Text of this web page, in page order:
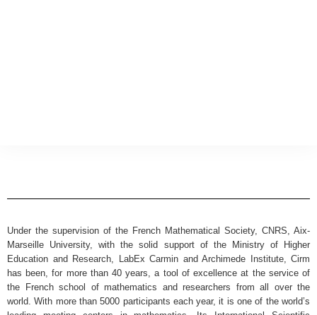
Under the supervision of the French Mathematical Society, CNRS, Aix-
Marseille University, with the solid support of the Ministry of Higher
Education and Research, LabEx Carmin and Archimede Institute, Cirm
has been, for more than 40 years, a tool of excellence at the service of
the French school of mathematics and researchers from all over the
world. With more than 5000 participants each year, it is one of the world’s